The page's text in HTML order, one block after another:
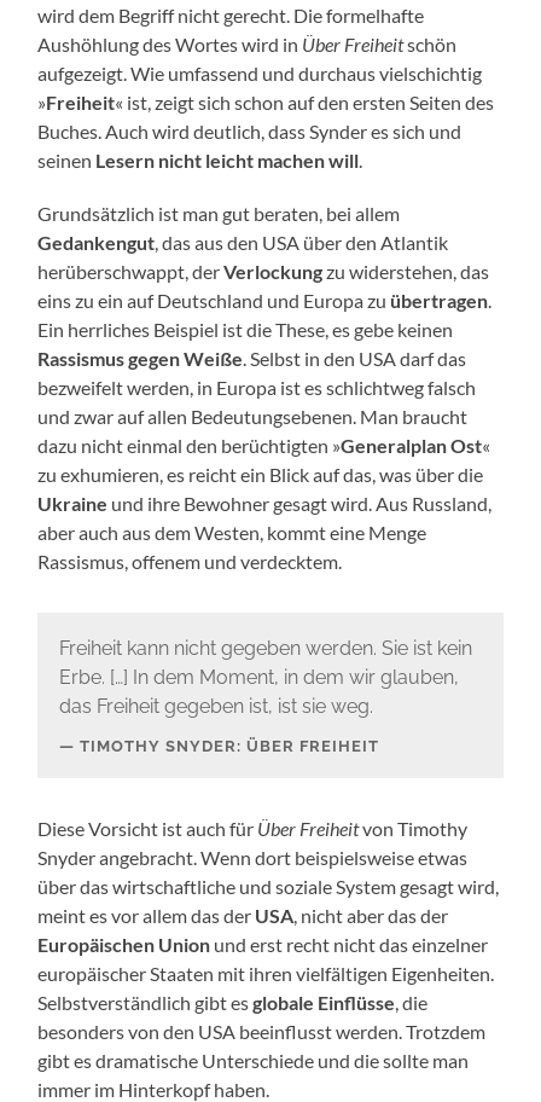
wird dem Begriff nicht gerecht. Die formelhafte
Aushöhlung des Wortes wird in Über Freiheitschön
aufgezeigt. Wie umfassend und durchaus vielschichtig
»Freiheit« ist, zeigt sich schon auf den ersten Seiten des
Buches. Auch wird deutlich, dass Synder es sich und
seinen Lesern nicht leicht machen will.
Grundsätzlich ist man gut beraten, bei allem
Gedankengut, das aus den USA über den Atlantik
herüberschwappt, derVerlockungzu widerstehen, das
eins zu ein auf Deutschland und Europa zu übertragen.
Ein herrliches Beispiel ist die These, es gebe keinen
Rassismus gegen Weiße. Selbst in den USA darf das
bezweifelt werden, in Europa ist es schlichtweg falsch
und zwar auf allen Bedeutungsebenen. Man braucht
dazu nicht einmal den berüchtigten »Generalplan Ost«
zu exhumieren, es reicht ein Blick auf das, was über die
Ukraine und ihre Bewohner gesagt wird. Aus Russland,
aber auch aus dem Westen, kommt eine Menge
Rassismus, offenem und verdecktem.
Freiheit kann nicht gegeben werden. Sie ist kein
Erbe. […] In dem Moment, in dem wir glauben,
das Freiheit gegeben ist, ist sie weg.
TIMOTHY SNYDER: ÜBER FREIHEIT
Diese Vorsicht ist auch für Über Freiheitvon Timothy
Snyder angebracht. Wenn dort beispielsweise etwas
über das wirtschaftliche und soziale System gesagt wird,
meint es vor allem das der USA, nicht aber das der
Europäischen Union und erst recht nicht das einzelner
europäischer Staaten mit ihren vielfältigen Eigenheiten.
Selbstverständlich gibt esglobale Einflüsse, die
besonders von den USA beeinflusst werden. Trotzdem
gibt es dramatische Unterschiede und die sollte man
immer im Hinterkopf haben.